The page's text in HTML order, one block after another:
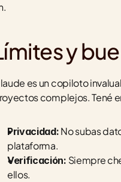
y
es un copiloto
complejos. Tené
Privacidad: No subas
plataforma.
Verificación: Siempre
ellos.